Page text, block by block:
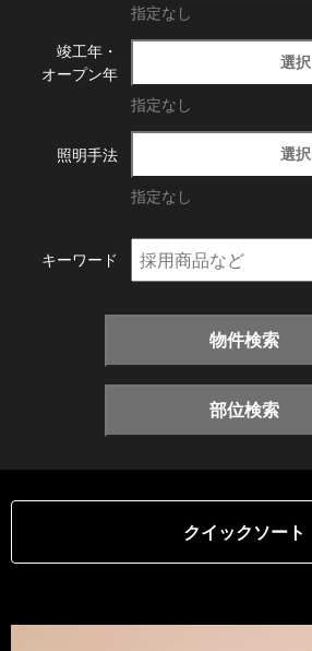
指定なし
竣工年・
オープン年
選択
指定なし
照明手法 選択
指定なし
キーワード
物件検索
部位検索
クイックソート